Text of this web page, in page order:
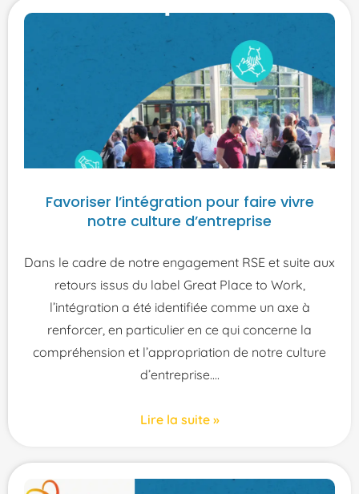
Favoriser l’intégration pour faire vivre
notre culture d’entreprise
Dans le cadre de notre engagement RSE et suite aux
retours issus du label Great Place to Work,
l’intégration a été identifiée comme un axe à
renforcer, en particulier en ce qui concerne la
compréhension et l’appropriation de notre culture
d’entreprise.
Lire la suite »